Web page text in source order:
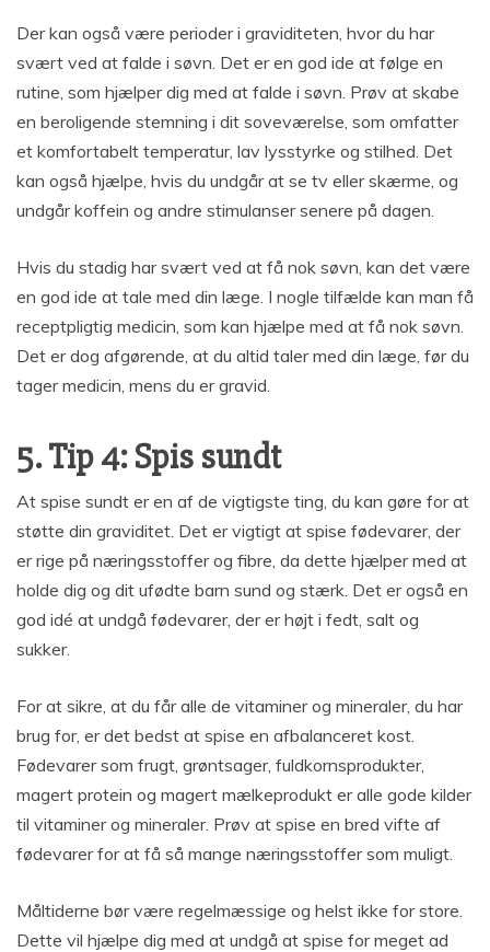
Der kan også være perioder i graviditeten, hvor du har
svært ved at falde i søvn. Det er en god ide at følge en
rutine, som hjælper dig med at falde i søvn. Prøv at skabe
en beroligende stemning i dit soveværelse, som omfatter
et komfortabelt temperatur, lav lysstyrke og stilhed. Det
kan også hjælpe, hvis du undgår at se tv eller skærme, og
undgår koffein og andre stimulanser senere på dagen.
Hvis du stadig har svært ved at få nok søvn, kan det være
en god ide at tale med din læge. I nogle tilfælde kan man få
receptpligtig medicin, som kan hjælpe med at få nok søvn.
Det er dog afgørende, at du altid taler med din læge, før du
tager medicin, mens du er gravid.
5. Tip 4: Spis sundt
At spise sundt er en af de vigtigste ting, du kan gøre for at
støtte din graviditet. Det er vigtigt at spise fødevarer, der
er rige på næringsstoffer og fibre, da dette hjælper med at
holde dig og dit ufødte barn sund og stærk. Det er også en
god idé at undgå fødevarer, der er højt i fedt, salt og
sukker.
For at sikre, at du får alle de vitaminer og mineraler, du har
brug for, er det bedst at spise en afbalanceret kost.
Fødevarer som frugt, grøntsager, fuldkornsprodukter,
magert protein og magert mælkeprodukt er alle gode kilder
til vitaminer og mineraler. Prøv at spise en bred vifte af
fødevarer for at få så mange næringsstoffer som muligt.
Måltiderne bør være regelmæssige og helst ikke for store.
Dette vil hjælpe dig med at undgå at spise for meget ad